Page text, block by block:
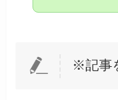
※記事